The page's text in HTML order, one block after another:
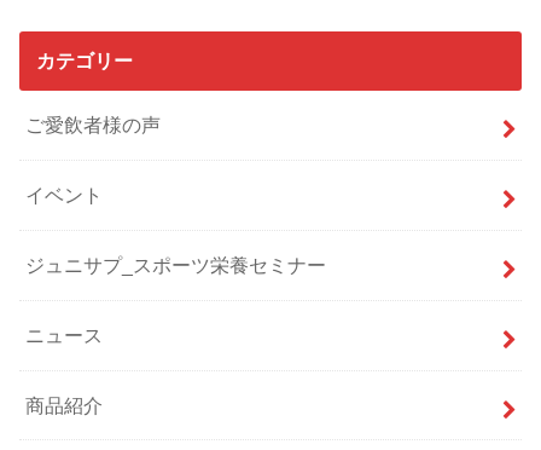
カテゴリー
ご愛飲者様の声
イベント
ジュニサプ_スポーツ栄養セミナー
ニュース
商品紹介